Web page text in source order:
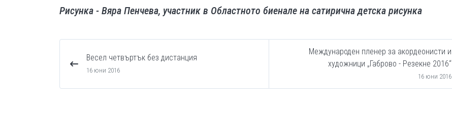
Рисунка - Вяра Пенчева, участник в Областното биенале на сатирична детска рисунка
Весел четвъртък без дистанция
16 юни 2016
Международен пленер за акордеонисти и
художници „Габрово - Резекне 2016“
16 юни 2016